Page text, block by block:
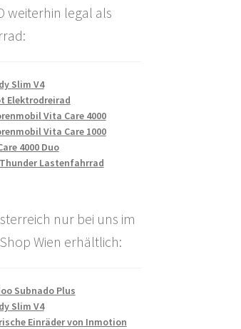
weiterhin legal als
Slim V4
Elektrodreirad
Vita Care 4000
Vita Care 1000
4000 Duo
Lastenfahrrad
nur bei uns im
Wien erhältlich:
Subnado Plus
Slim V4
Einräder von Inmotion